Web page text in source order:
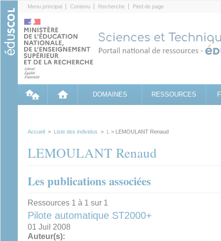
Menu principal Contenu Recherche Pied de page
DOMAINES RESSOURCES
Accueil > Liste des individus > L > LEMOULANT Renaud
LEMOULANT Renaud
Les publications associées
Ressources 1 à 1 sur 1
Pilote automatique ST2000+
01 Juil 2008
Auteur(s):